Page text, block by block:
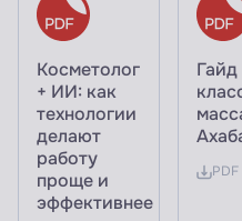
Косметолог
+ ИИ: как
технологии
делают
работу
проще и
эффективнее
Гайд